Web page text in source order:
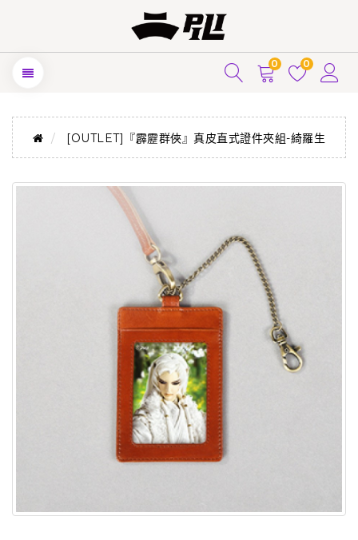
0 0
[OUTLET]『霹靂群俠』真皮直式證件夾組-綺羅生